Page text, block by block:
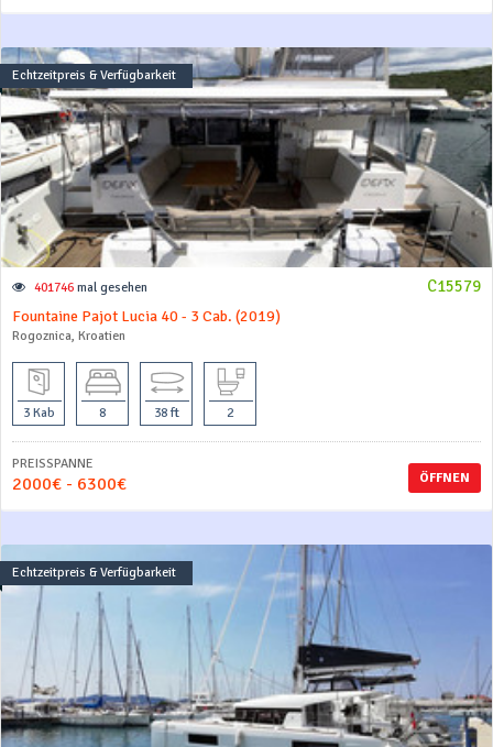
Echtzeitpreis & Verfügbarkeit
C15579
401746 mal gesehen
Fountaine Pajot Lucia 40 - 3 Cab. (2019)
Rogoznica, Kroatien
3 Kab 8 38 ft 2
ÖFFNEN
PREISSPANNE
2000€ - 6300€
Echtzeitpreis & Verfügbarkeit